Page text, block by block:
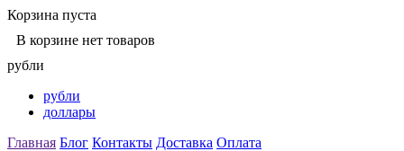
Корзина пуста
В корзине нет товаров
рубли
рубли
доллары
Главная Блог Контакты Доставка Оплата